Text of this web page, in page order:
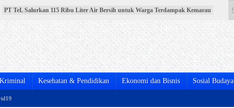
PT TeL Salurkan 115 Ribu Liter Air Bersih untuk Warga Terdampak Kemarau
PT TeL Gandeng Pemerintah dan Warga Bersihkan Sungai Lematang, Wujud
Nyata Komitmen Jaga Lingkungan
Pelantikan Pengurus DPD PPNI Muara Enim Periode 2025-2030 Berlangsung
Meriah
Menebar Keikhlasan dan Menguatkan Kebersamaan, Pemkab Muara Enim
Salurkan Hewan Kurban Idul Adha 1447 H
BPJS Kesehatan Resmikan MPP Full Shifting di Muara Enim, Pelayanan JKN
Kini Lebih Mudah, Cepat, dan Terintegrasi
Kesehatan & Pendidikan Ekonomi dan Bisnis Sosial Budaya